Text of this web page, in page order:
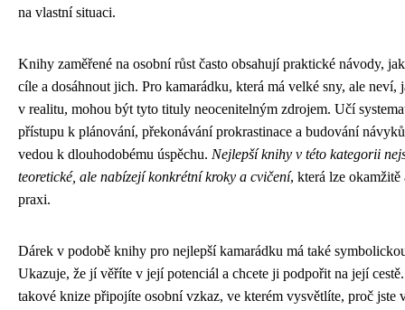
na vlastní situaci.
Knihy zaměřené na osobní růst často obsahují praktické návody,
cíle a dosáhnout jich. Pro kamarádku, která má velké sny, ale neví,
v realitu, mohou být tyto tituly neocenitelným zdrojem. Učí
přístupu k plánování, překonávání prokrastinace a budování
vedou k dlouhodobému úspěchu. Nejlepší knihy v této kategorii
teoretické, ale nabízejí konkrétní kroky a cvičení, která lze
praxi.
Dárek v podobě knihy pro nejlepší kamarádku má také
Ukazuje, že jí věříte v její potenciál a chcete ji podpořit na její
takové knize připojíte osobní vzkaz, ve kterém vysvětlíte, proč jste